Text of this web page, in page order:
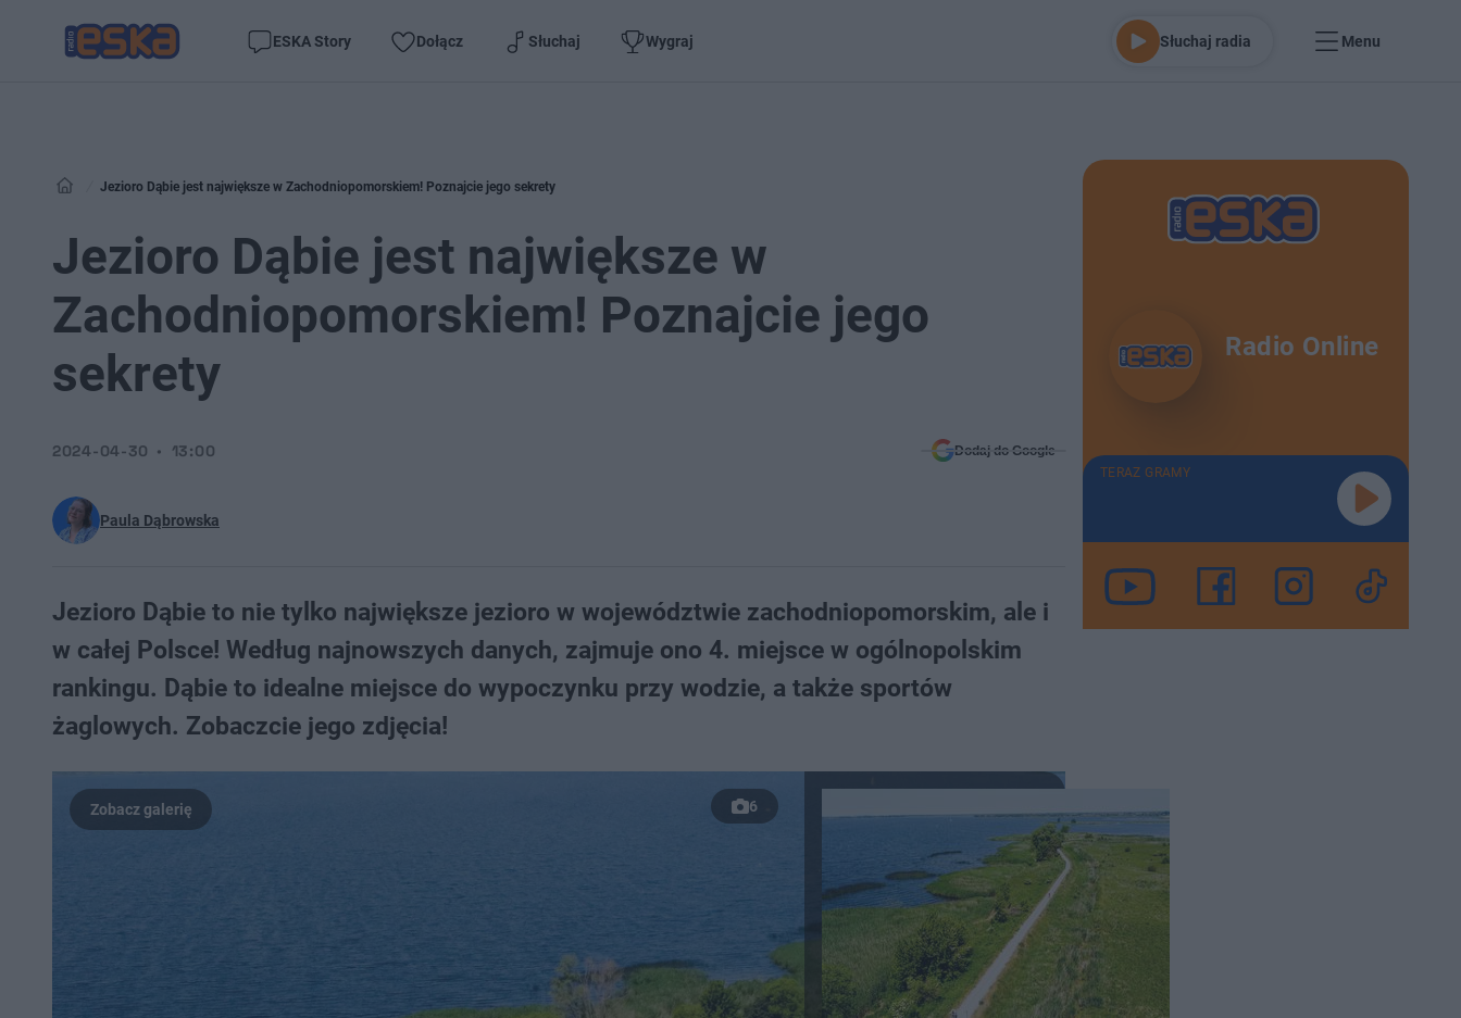
ESKA Story Dołącz Słuchaj Wygraj Słuchaj radia Menu
Jezioro Dąbie jest największe w Zachodniopomorskiem! Poznajcie jego sekrety
Jezioro Dąbie jest największe w
Zachodniopomorskiem! Poznajcie jego
sekrety
Paula Dąbrowska
2024-04-30 13:00 Dodaj do Google
Jezioro Dąbie to nie tylko największe jezioro w województwie zachodniopomorskim, ale i
w całej Polsce! Według najnowszych danych, zajmuje ono 4. miejsce w ogólnopolskim
rankingu. Dąbie to idealne miejsce do wypoczynku przy wodzie, a także sportów
żaglowych. Zobaczcie jego zdjęcia!
6
Radio Online
TERAZ GRAMY